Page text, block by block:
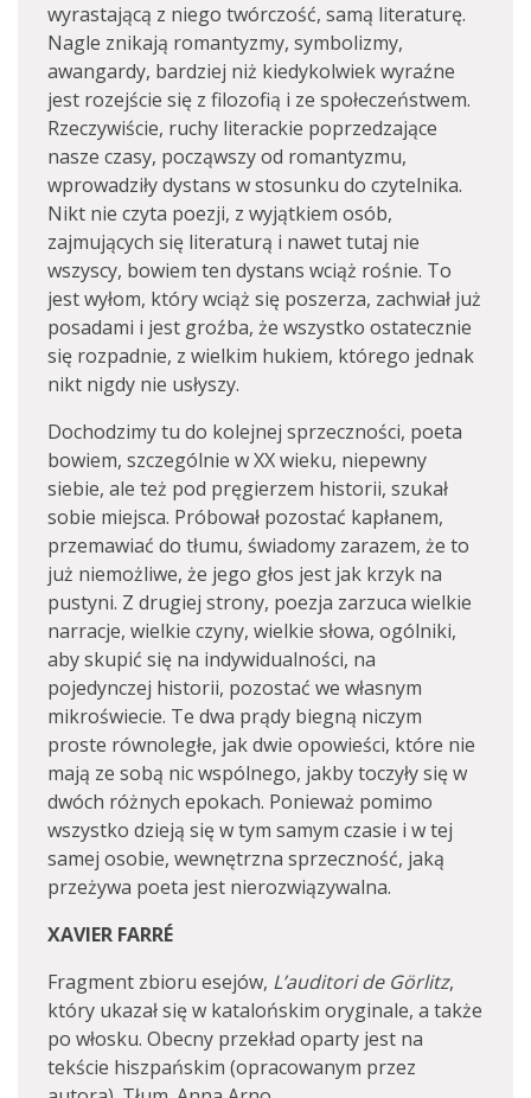
wyrastającą z niego twórczość, samą literaturę.
Nagle znikają romantyzmy, symbolizmy,
awangardy, bardziej niż kiedykolwiek wyraźne
jest rozejście się z filozofią i ze społeczeństwem.
Rzeczywiście, ruchy literackie poprzedzające
nasze czasy, począwszy od romantyzmu,
wprowadziły dystans w stosunku do czytelnika.
Nikt nie czyta poezji, z wyjątkiem osób,
zajmujących się literaturą i nawet tutaj nie
wszyscy, bowiem ten dystans wciąż rośnie. To
jest wyłom, który wciąż się poszerza, zachwiał już
posadami i jest groźba, że wszystko ostatecznie
się rozpadnie, z wielkim hukiem, którego jednak
nikt nigdy nie usłyszy.
Dochodzimy tu do kolejnej sprzeczności, poeta
bowiem, szczególnie w XX wieku, niepewny
siebie, ale też pod pręgierzem historii, szukał
sobie miejsca. Próbował pozostać kapłanem,
przemawiać do tłumu, świadomy zarazem, że to
już niemożliwe, że jego głos jest jak krzyk na
pustyni. Z drugiej strony, poezja zarzuca wielkie
narracje, wielkie czyny, wielkie słowa, ogólniki,
aby skupić się na indywidualności, na
pojedynczej historii, pozostać we własnym
mikroświecie. Te dwa prądy biegną niczym
proste równoległe, jak dwie opowieści, które nie
mają ze sobą nic wspólnego, jakby toczyły się w
dwóch różnych epokach. Ponieważ pomimo
wszystko dzieją się w tym samym czasie i w tej
samej osobie, wewnętrzna sprzeczność, jaką
przeżywa poeta jest nierozwiązywalna.
XAVIER FARRÉ
Fragment zbioru esejów, L’auditori de Görlitz,
który ukazał się w katalońskim oryginale, a także
po włosku. Obecny przekład oparty jest na
tekście hiszpańskim (opracowanym przez